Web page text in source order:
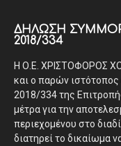
ΔΉΛΩΣΗ
2018/334
Η Ο.Ε. ΧΡΙΣΤΟΦΟΡΟΣ
και ο παρών
2018/334 της
μέτρα για την
περιεχομένου στο
διατηρεί το δικαίωμα